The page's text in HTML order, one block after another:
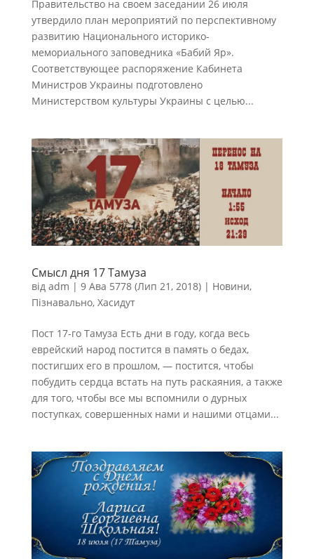
Правительство на своем заседании 26 июля
утвердило план мероприятий по перспективному
развитию Национального историко-
мемориального заповедника «Бабий Яр».
Соответствующее распоряжение Кабинета
Министров Украины подготовлено
Министерством культуры Украины с целью...
Смысл дня 17 Тамуза
від adm | 9 Ава 5778 (Лип 21, 2018)| Новини,
Пізнавально, Хасидут
Пост 17-го Тамуза Есть дни в году, когда весь
еврейский народ постится в память о бедах,
постигших его в прошлом, — постится, чтобы
побудить сердца встать на путь раскаяния, а также
для того, чтобы все мы вспомнили о дурных
поступках, совершенных нами и нашими отцами...